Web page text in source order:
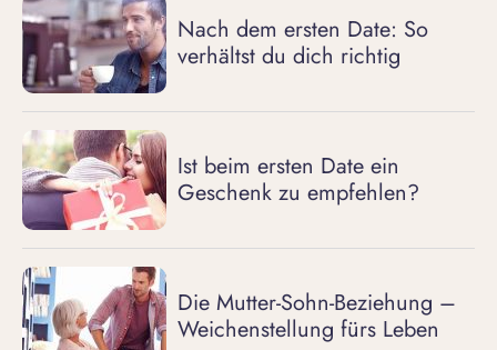
Nach dem ersten Date: So
verhältst du dich richtig
Ist beim ersten Date ein
Geschenk zu empfehlen?
Die Mutter-Sohn-Beziehung –
Weichenstellung fürs Leben